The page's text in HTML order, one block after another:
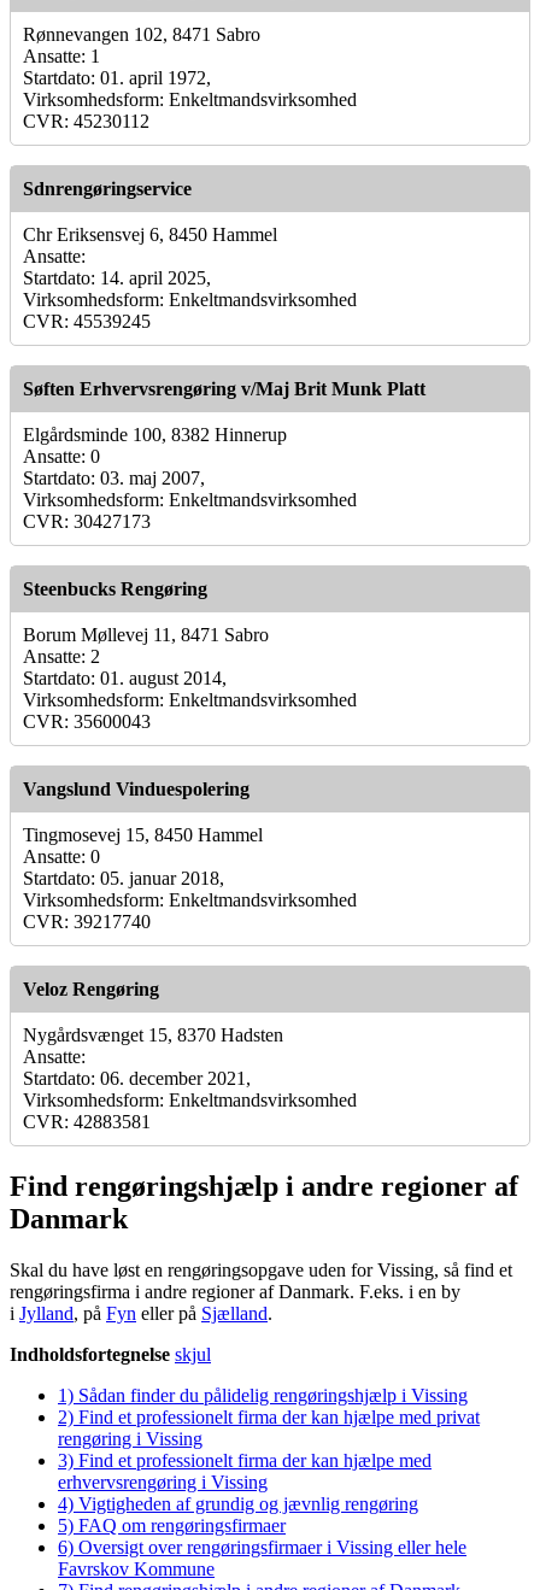
Rønnevangen 102, 8471 Sabro
Ansatte: 1
Startdato: 01. april 1972,
Virksomhedsform: Enkeltmandsvirksomhed
CVR: 45230112
Sdnrengøringservice
Chr Eriksensvej 6, 8450 Hammel
Ansatte:
Startdato: 14. april 2025,
Virksomhedsform: Enkeltmandsvirksomhed
CVR: 45539245
Søften Erhvervsrengøring v/Maj Brit Munk Platt
Elgårdsminde 100, 8382 Hinnerup
Ansatte: 0
Startdato: 03. maj 2007,
Virksomhedsform: Enkeltmandsvirksomhed
CVR: 30427173
Steenbucks Rengøring
Borum Møllevej 11, 8471 Sabro
Ansatte: 2
Startdato: 01. august 2014,
Virksomhedsform: Enkeltmandsvirksomhed
CVR: 35600043
Vangslund Vinduespolering
Tingmosevej 15, 8450 Hammel
Ansatte: 0
Startdato: 05. januar 2018,
Virksomhedsform: Enkeltmandsvirksomhed
CVR: 39217740
Veloz Rengøring
Nygårdsvænget 15, 8370 Hadsten
Ansatte:
Startdato: 06. december 2021,
Virksomhedsform: Enkeltmandsvirksomhed
CVR: 42883581
Find rengøringshjælp i andre regioner af
Danmark
Skal du have løst en rengøringsopgave uden for Vissing, så find et
rengøringsfirma i andre regioner af Danmark. F.eks. i en by
i Jylland, på Fyn eller på Sjælland.
Indholdsfortegnelse skjul
1) Sådan finder du pålidelig rengøringshjælp i Vissing
2) Find et professionelt firma der kan hjælpe med privat
rengøring i Vissing
3) Find et professionelt firma der kan hjælpe med
erhvervsrengøring i Vissing
4) Vigtigheden af grundig og jævnlig rengøring
5) FAQ om rengøringsfirmaer
6) Oversigt over rengøringsfirmaer i Vissing eller hele
Favrskov Kommune